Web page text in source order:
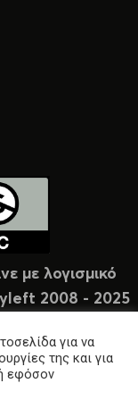
με λογισμικό
2008 - 2025
για να
της και για
εφόσον